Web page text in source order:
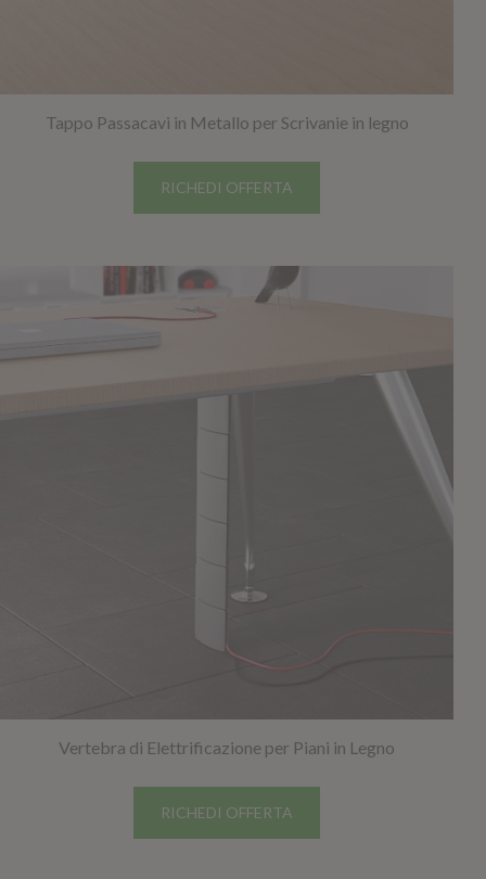
Tappo Passacavi in Metallo per Scrivanie in legno
RICHEDI OFFERTA
Vertebra di Elettrificazione per Piani in Legno
RICHEDI OFFERTA